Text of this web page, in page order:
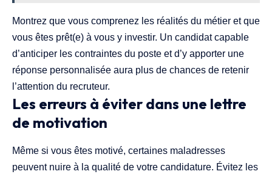
Montrez que vous comprenez les réalités du métier et que
vous êtes prêt(e) à vous y investir. Un candidat capable
d’anticiper les contraintes du poste et d’y apporter une
réponse personnalisée aura plus de chances de retenir
l’attention du recruteur.
Les erreurs à éviter dans une lettre
de motivation
Même si vous êtes motivé, certaines maladresses
peuvent nuire à la qualité de votre candidature. Évitez les